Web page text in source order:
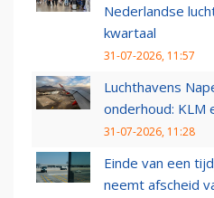
Nederlandse
kwartaal
31-07-2026, 11:57
Luchthavens
onderhoud: KLM
31-07-2026, 11:28
Einde van een
neemt afscheid